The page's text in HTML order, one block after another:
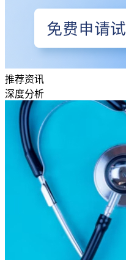
推荐资讯
深度分析